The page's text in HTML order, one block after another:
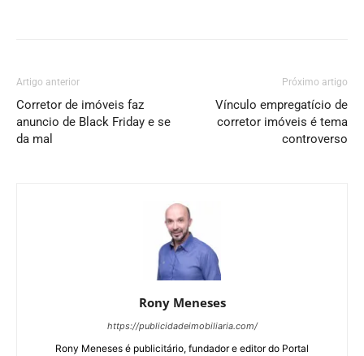
Artigo anterior
Corretor de imóveis faz
anuncio de Black Friday e se
da mal
Próximo artigo
Vínculo empregatício de
corretor imóveis é tema
controverso
Rony Meneses
https://publicidadeimobiliaria.com/
Rony Meneses é publicitário, fundador e editor do Portal